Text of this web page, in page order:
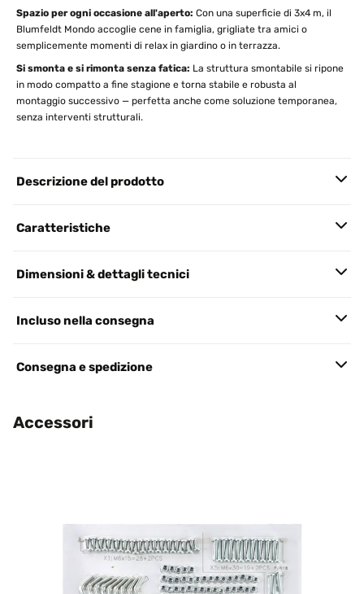
Spazio per ogni occasione all'aperto: Con una superficie di 3x4 m, il
Blumfeldt Mondo accoglie cene in famiglia, grigliate tra amici o
semplicemente momenti di relax in giardino o in terrazza.
Si smonta e si rimonta senza fatica: La struttura smontabile si ripone
in modo compatto a fine stagione e torna stabile e robusta al
montaggio successivo — perfetta anche come soluzione temporanea,
senza interventi strutturali.
Descrizione del prodotto
Caratteristiche
Dimensioni & dettagli tecnici
Incluso nella consegna
Consegna e spedizione
Accessori